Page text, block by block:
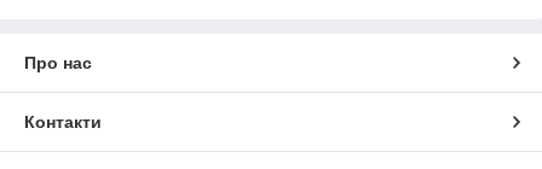
Про нас
Контакти